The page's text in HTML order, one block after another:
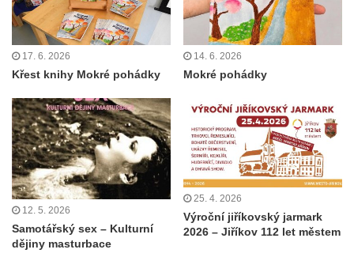
17. 6. 2026
Křest knihy Mokré pohádky
14. 6. 2026
Mokré pohádky
12. 5. 2026
Samotářský sex – Kulturní
dějiny masturbace
25. 4. 2026
Výroční jiříkovský jarmark
2026 – Jiříkov 112 let městem